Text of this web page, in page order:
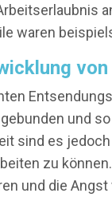
waren
und
sind es
zu
und die